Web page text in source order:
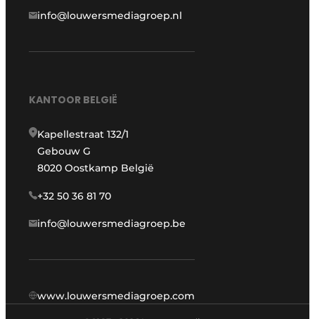
info@louwersmediagroep.nl
KANTOOR BELGIË
Kapellestraat 132/1
Gebouw G
8020 Oostkamp België
+32 50 36 81 70
info@louwersmediagroep.be
www.louwersmediagroep.com